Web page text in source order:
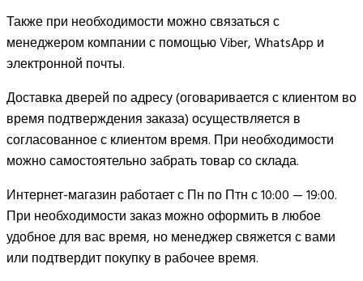
Также при необходимости можно связаться с
менеджером компании с помощью Viber, WhatsApp и
электронной почты.
Доставка дверей по адресу (оговаривается с клиентом во
время подтверждения заказа) осуществляется в
согласованное с клиентом время. При необходимости
можно самостоятельно забрать товар со склада.
Интернет-магазин работает с Пн по Птн с 10:00 — 19:00.
При необходимости заказ можно оформить в любое
удобное для вас время, но менеджер свяжется с вами
или подтвердит покупку в рабочее время.